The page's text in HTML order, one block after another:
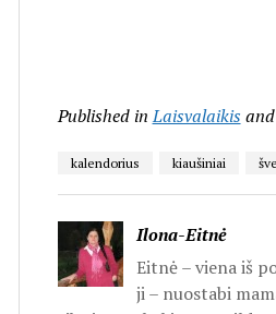
Published in Laisvalaikisand
kalendorius kiaušiniai
Ilona-Eitnė
Eitnė – viena iš
ji – nuostabi